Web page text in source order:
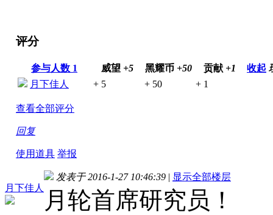
评分
参与人数 1 威望 +5 黑耀币 +50 贡献 +1 收起
月下佳人
+ 5 + 50 + 1
查看全部评分
回复
使用道具 举报
月下佳人
发表于 2016-1-27 10:46:39 | 显示全部楼层
月轮首席研究员！